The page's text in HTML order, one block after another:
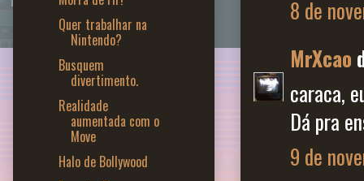
8 de
MrXcao
caraca,
Dá pra
9 de
Quer trabalhar na
Nintendo?
Busquem
divertimento.
Realidade
aumentada com o
Move
Halo de Bollywood